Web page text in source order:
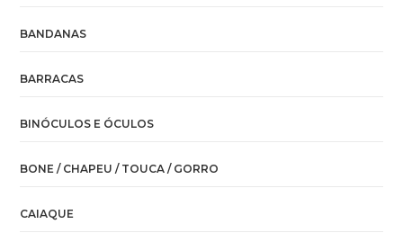
BANDANAS
BARRACAS
BINÓCULOS E ÓCULOS
BONE / CHAPEU / TOUCA / GORRO
CAIAQUE